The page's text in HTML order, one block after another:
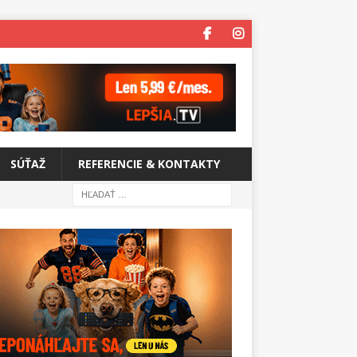
SÚŤAŽ REFERENCIE & KONTAKTY